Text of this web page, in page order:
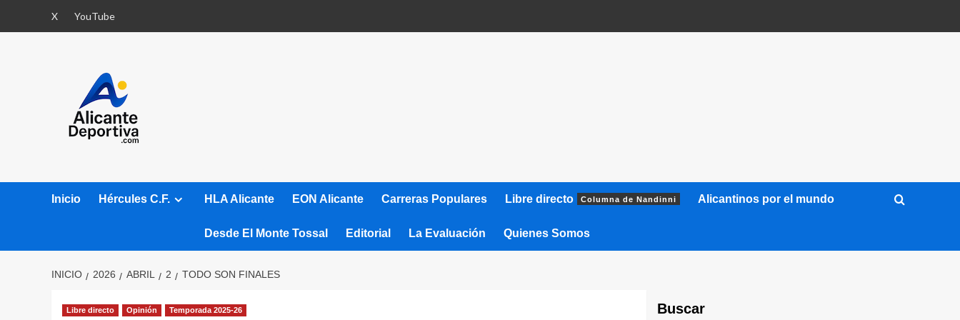
X YouTube
Inicio Hércules C.F. HLA Alicante EON Alicante Carreras Populares Libre directo Columna de Nandinni Alicantinos por el mundo
Desde El Monte Tossal Editorial La Evaluación Quienes Somos
INICIO 2026 ABRIL 2 TODO SON FINALES
Libre directo Opinión Temporada 2025-26 Buscar